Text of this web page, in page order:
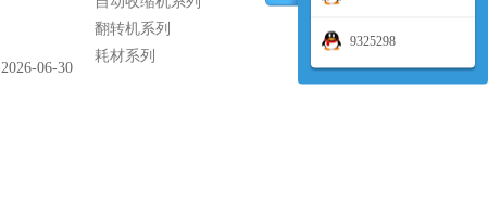
2026-06-30
翻转机系列
耗材系列
9325298